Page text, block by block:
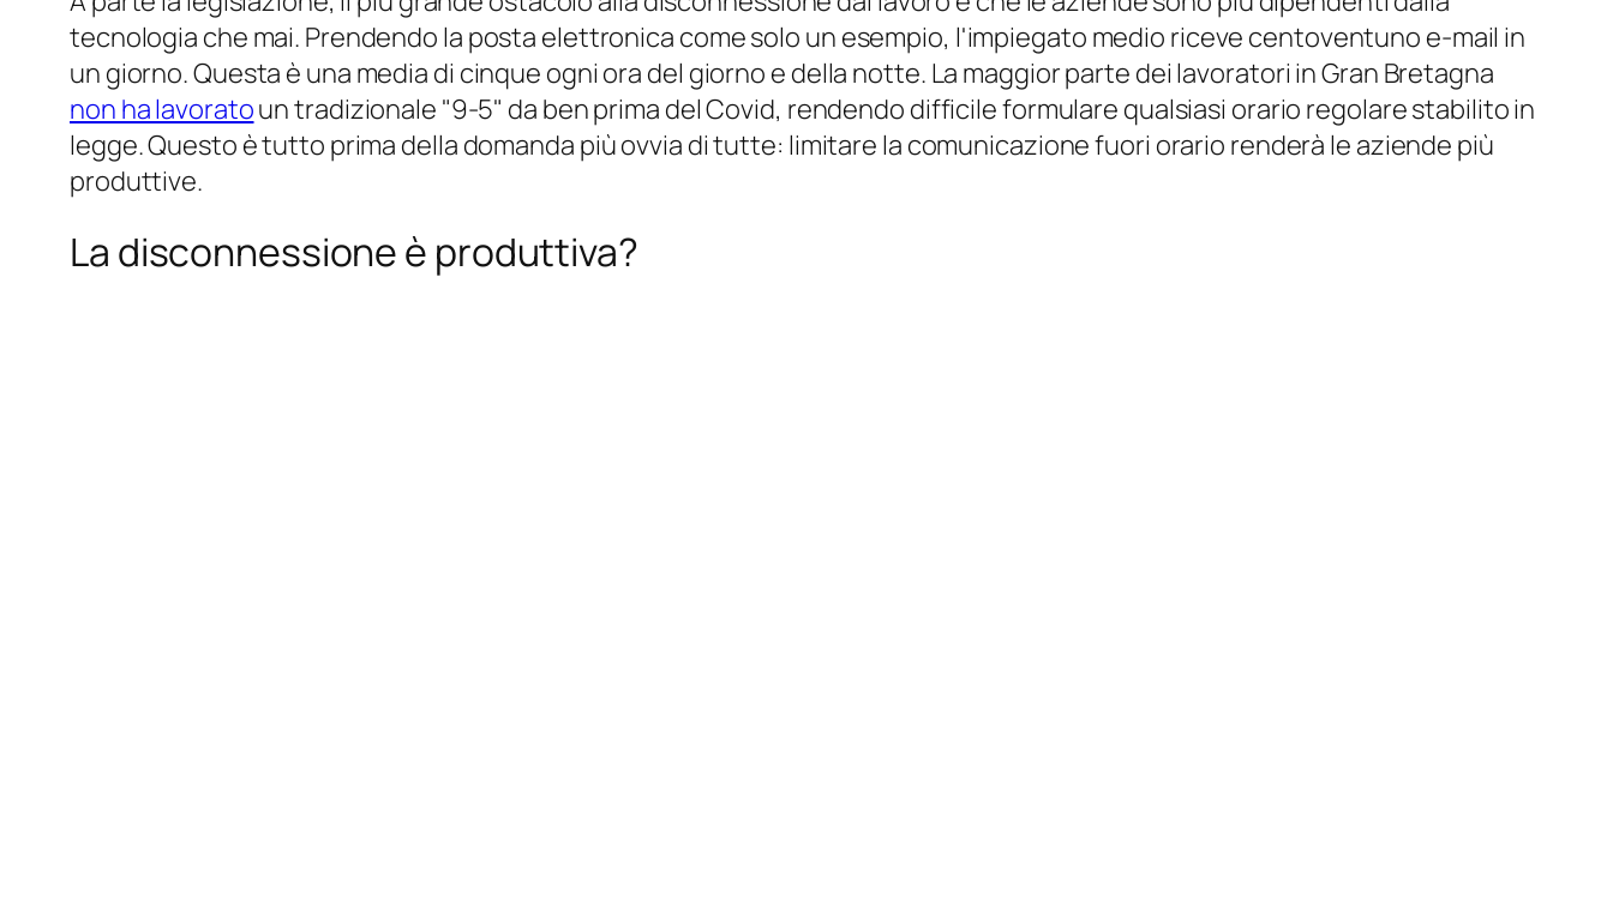
tecnologia che mai. Prendendo la posta elettronica come solo un esempio, l'impiegato medio riceve centoventuno e-mail in
un giorno. Questa è una media di cinque ogni ora del giorno e della notte. La maggior parte dei lavoratori in Gran Bretagna
non ha lavoratoun tradizionale "9-5" da ben prima del Covid, rendendo difficile formulare qualsiasi orario regolare stabilito in
legge. Questo è tutto prima della domanda più ovvia di tutte: limitare la comunicazione fuori orario renderà le aziende più
produttive.
La disconnessione è produttiva?